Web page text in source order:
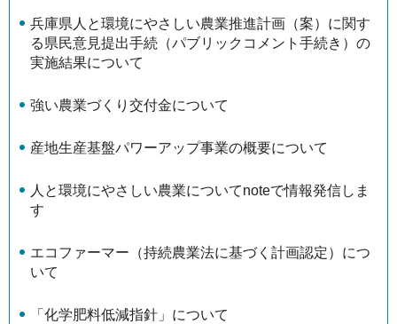
兵庫県人と環境にやさしい農業推進計画（案）に関す
る県民意見提出手続（パブリックコメント手続き）の
実施結果について
強い農業づくり交付金について
産地生産基盤パワーアップ事業の概要について
人と環境にやさしい農業についてnoteで情報発信しま
す
エコファーマー（持続農業法に基づく計画認定）につ
いて
「化学肥料低減指針」について